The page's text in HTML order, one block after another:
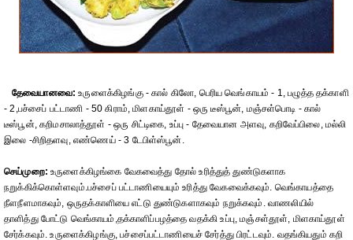
தேவையானவை: உருளைக்கிழங்கு - கால் கிலோ, பெரிய வெங்காயம் - 1, பழுத்த தக்காளி
- 2,பச்சைப் பட்டாணி - 50 கிராம், மிளகாய்தூள் - ஒரு டீஸ்பூன், மஞ்சள்பொடி - கால்
டீஸ்பூன், கறிமசாலாத்தூள் - ஒரு சிட்டிகை, உப்பு - தேவையான அளவு, கறிவேப்பிலை, மல்லி
இலை -சிறிதளவு, எண்ணெய் - 3 டேபிள்ஸ்பூன்.
செய்முறை: உருளைக்கிழங்கை வேகவைத்து தோல் உரித்துத் துண்டுகளாக
நறுக்கிக்கொள்ளவும்.பச்சைப் பட்டாணியையும் உரித்து வேகவைக்கவும். வெங்காயத்தை
நீளநீளமாகவும், ஒருதக்காளியை எட்டு துண்டுகளாகவும் நறுக்கவும். வாணலியில்
தாளித்து போட்டு வெங்காயம்,தக்காளிப்பழத்தை வதக்கி உப்பு, மஞ்சள்தூள், மிளகாய்தூள்
சேர்க்கவும். உருளைக்கிழங்கு, பச்சைப்பட்டாணியைச் சேர்த்து பிரட்டவும். வதங்கியதும் கறி